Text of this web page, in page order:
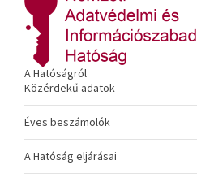
A Hatóságról
Közérdekű adatok
Éves beszámolók
A Hatóság eljárásai